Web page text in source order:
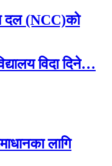
दल (NCC)को
विदा दिने…
लागि